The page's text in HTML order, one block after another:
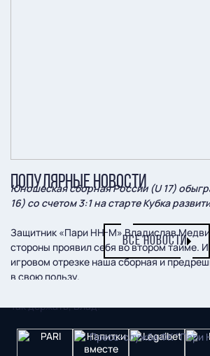
Юношеская сборная России (U 17)
16) со счетом 3:1 на старте Кубка
Защитник «Пари НН-М» Владислав
стороны проявил себя во втором тайме.
игровом отрезке наша сборная и
в свою пользу.
Так держать, Влад!
Пресс-служба ФК "Пари
ПОПУЛЯРНЫЕ НОВОСТИ
ВСЕ НОВОСТИ